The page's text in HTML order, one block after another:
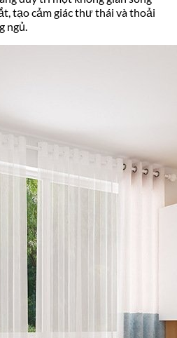
tạo cảm giác thư thái và thoải
ngủ.